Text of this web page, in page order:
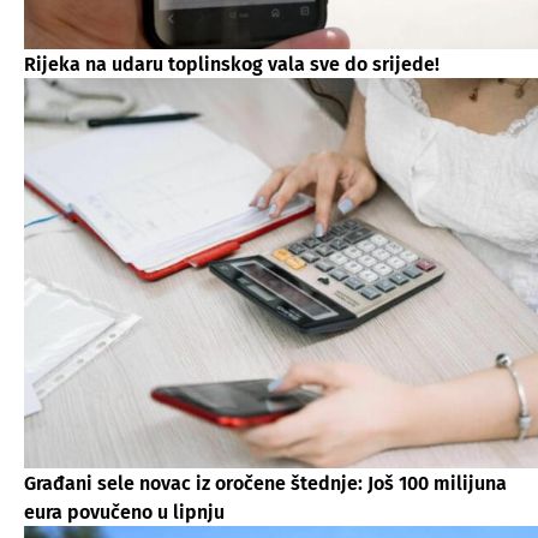
Rijeka na udaru toplinskog vala sve do srijede!
Građani sele novac iz oročene štednje: Još 100 milijuna
eura povučeno u lipnju